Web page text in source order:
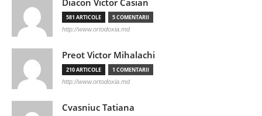
Diacon Victor Casian
581 ARTICOLE 5 COMENTARII
http://www.ortodoxia.md
Preot Victor Mihalachi
210 ARTICOLE 1 COMENTARII
http://www.ortodoxia.md
Cvasniuc Tatiana